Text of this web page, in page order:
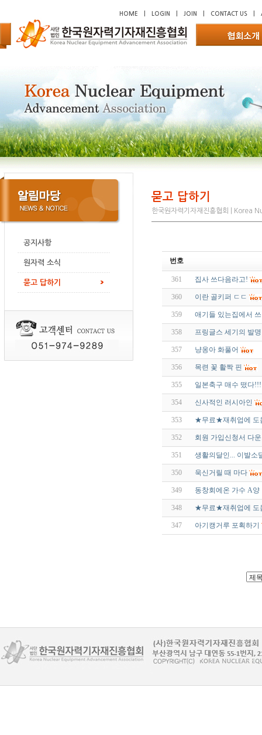
HOME LOGIN JOIN CONTACT US
공지사항
원자력 소식
묻고 답하기
묻고 답하기
한국원자력기자재진흥협회 | Korea
번호
361 집사 쓰다음라고!
360 이란 골키퍼 ㄷㄷ
359 애기들 있는집에서
358 프링글스 세기의 발명
357 냥옹아 화풀어
356 목련 꽃 활짝 핀
355 일본축구 매수 떴다!!!
354 신사적인 러시아인
353 ★무료★재취업에 도
352 회원 가입신청서 다
351 생활의달인... 이발소
350 욱신거릴 때 마다
349 동창회에온 가수 A양
348 ★무료★재취업에 도
347 아기캥거루 포획하기